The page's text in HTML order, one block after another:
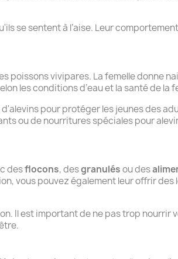
se sentent à l’aise. Leur
poissons vivipares. La femelle donne
les conditions d’eau et la santé de la
pour protéger les jeunes des
ou de nourritures spéciales pour
desflocons, desgranulésou des
vous pouvez également leur offrir des
Il est important de ne pas trop nourrir